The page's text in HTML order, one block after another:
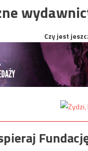
Czy jest